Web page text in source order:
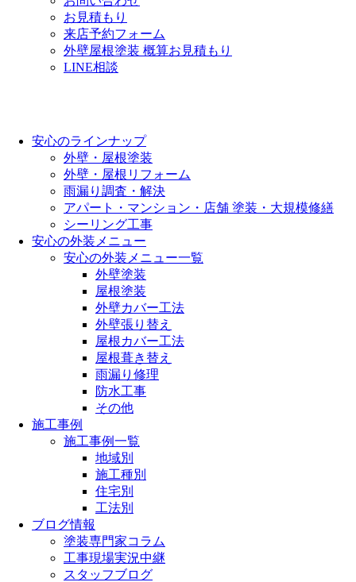
お見積もり
来店予約フォーム
外壁屋根塗装 概算お見積もり
LINE相談
安心のラインナップ
外壁・屋根塗装
外壁・屋根リフォーム
雨漏り調査・解決
アパート・マンション・店舗 塗装・大規模修繕
シーリング工事
安心の外装メニュー
安心の外装メニュー一覧
外壁塗装
屋根塗装
外壁カバー工法
外壁張り替え
屋根カバー工法
屋根葺き替え
雨漏り修理
防水工事
その他
施工事例
施工事例一覧
地域別
施工種別
住宅別
工法別
ブログ情報
塗装専門家コラム
工事現場実況中継
スタッフブログ